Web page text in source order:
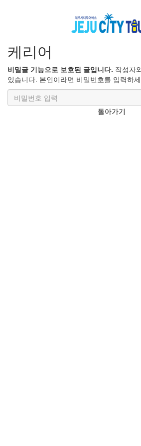
케리어
비밀글 기능으로 보호된 글입니다. 작성자
있습니다. 본인이라면 비밀번호를 입력하
돌아가기